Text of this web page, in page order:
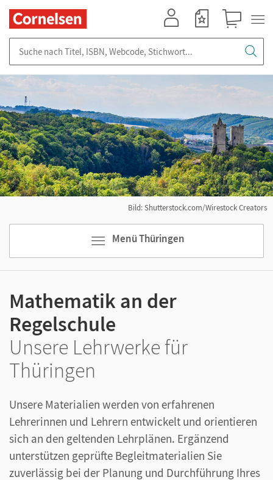
Menü Thüringen
Bild: Shutterstock.com/Wirestock Creators
Mathematik an der
Regelschule
Unsere Lehrwerke für
Thüringen
Unsere Materialien werden von erfahrenen
Lehrerinnen und Lehrern entwickelt und orientieren
sich an den geltenden Lehrplänen. Ergänzend
unterstützen geprüfte Begleitmaterialien Sie
zuverlässig bei der Planung und Durchführung Ihres